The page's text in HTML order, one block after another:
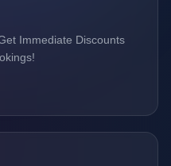
Immediate Discounts